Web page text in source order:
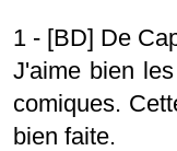
1 - [BD] De
J'aime bien
comiques.
bien faite.